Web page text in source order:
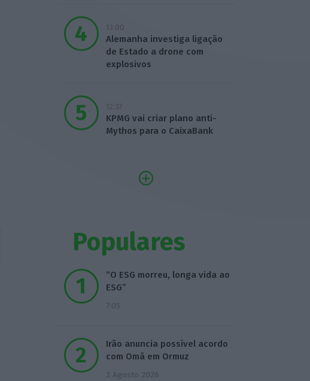
13:00
Alemanha investiga ligação
de Estado a drone com
explosivos
12:37
KPMG vai criar plano anti-
Mythos para o CaixaBank
Populares
“O ESG morreu, longa vida ao
ESG”
7:05
Irão anuncia possível acordo
com Omã em Ormuz
2 Agosto 2026